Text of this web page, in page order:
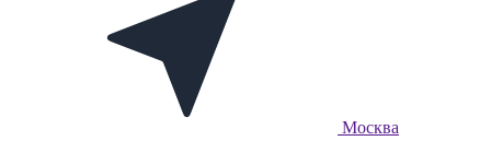
Москва